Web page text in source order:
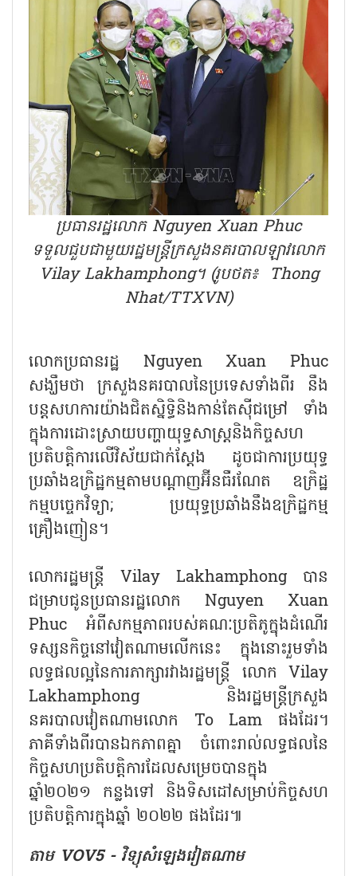
ប្រធានរដ្ឋលោក Nguyen Xuan Phuc
ទទួលជួបជាមួយរដ្ឋមន្ត្រីក្រសួងនគរបាលឡាវលោក
Vilay Lakhamphong។ (រូបថត៖ Thong
Nhat/TTXVN)
លោកប្រធានរដ្ឋ Nguyen Xuan Phuc
សង្ឃឹមថា ក្រសួងនគរបាលនៃប្រទេសទាំងពីរ នឹង
បន្តសហការយ៉ាងជិតស្និទ្ធិនិងកាន់តែស៊ីជម្រៅ ទាំង
ក្នុងការដោះស្រាយបញ្ហាយុទ្ធសាស្ត្រនិងកិច្ចសហ
ប្រតិបត្តិការលើវិស័យជាក់ស្តែង ដូចជាការប្រយុទ្ធ
ប្រឆាំងឧក្រិដ្ឋកម្មតាមបណ្តាញអ៊ីនធឺរណែត ឧក្រិដ្ឋ
កម្មបច្ចេកវិទ្យា; ប្រយុទ្ធប្រឆាំងនឹងឧក្រិដ្ឋកម្ម
គ្រឿងញៀន។
លោករដ្ឋមន្ត្រី Vilay Lakhamphong បាន
ជម្រាបជូនប្រធានរដ្ឋលោក Nguyen Xuan
Phuc អំពីសកម្មភាពរបស់គណៈប្រតិភូក្នុងដំណើរ
ទស្សនកិច្ចនៅវៀតណាមលើកនេះ ក្នុងនោះរួមទាំង
លទ្ធផលល្អនៃការភាក្សារវាងរដ្ឋមន្ត្រី លោក Vilay
Lakhamphong និងរដ្ឋមន្ត្រីក្រសួង
នគរបាលវៀតណាមលោក To Lam ផងដែរ។
ភាគីទាំងពីរបានឯកភាពគ្នា ចំពោះរាល់លទ្ធផលនៃ
កិច្ចសហប្រតិបត្តិការដែលសម្រេចបានក្នុង
ឆ្នាំ២០២១ កន្លងទៅ និងទិសដៅសម្រាប់កិច្ចសហ
ប្រតិបត្តិការក្នុងឆ្នាំ ២០២២ ផងដែរ៕
តាម VOV5 - វិទ្យុសំឡេងវៀតណាម